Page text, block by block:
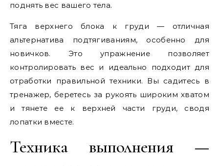
поднять вес вашего тела.
Тяга верхнего блока к груди — отличная
альтернатива подтягиваниям, особенно для
новичков. Это упражнение позволяет
контролировать вес и идеально подходит для
отработки правильной техники. Вы садитесь в
тренажер, беретесь за рукоять широким хватом
и тянете ее к верхней части груди, сводя
лопатки вместе.
Техника выполнения —